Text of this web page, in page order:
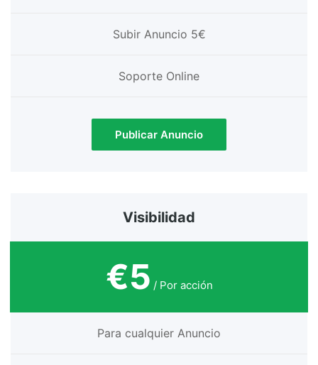
Subir Anuncio 5€
Soporte Online
Publicar Anuncio
Visibilidad
€5 / Por acción
Para cualquier Anuncio